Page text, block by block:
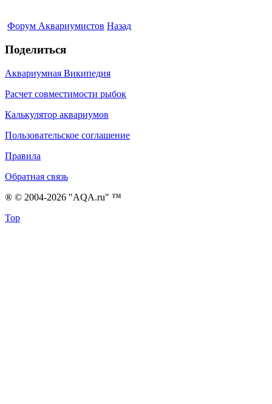
Форум Аквариумистов Назад
Поделиться
Аквариумная Википедия
Расчет совместимости рыбок
Калькулятор аквариумов
Пользовательское соглашение
Правила
Обратная связь
® © 2004-2026 "AQA.ru" ™
Top